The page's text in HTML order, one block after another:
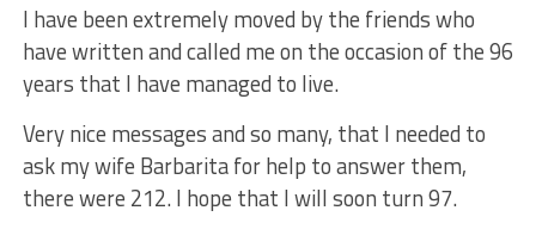
I have been extremely moved by the friends who
have written and called me on the occasion of the 96
years that I have managed to live.
Very nice messages and so many, that I needed to
ask my wife Barbarita for help to answer them,
there were 212. I hope that I will soon turn 97.